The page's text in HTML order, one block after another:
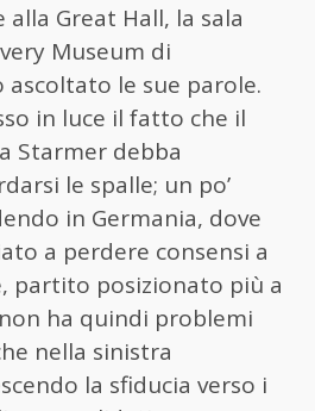
alla Great Hall, la sala
Museum di
ascoltato le sue parole.
in luce il fatto che il
Starmer debba
le spalle; un po’
in Germania, dove
a perdere consensi a
partito posizionato più a
ha quindi problemi
nella sinistra
la sfiducia verso i